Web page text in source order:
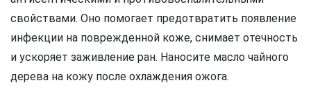
свойствами. Оно помогает предотвратить появление
инфекции на поврежденной коже, снимает отечность
и ускоряет заживление ран. Наносите масло чайного
дерева на кожу после охлаждения ожога.